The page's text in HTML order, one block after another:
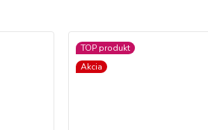
TOP produkt
Akcia